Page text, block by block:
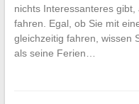
nichts Interessanteres
fahren. Egal, ob Sie mit
gleichzeitig fahren, wissen
als seine Ferien…